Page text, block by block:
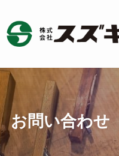
お問い合わせ